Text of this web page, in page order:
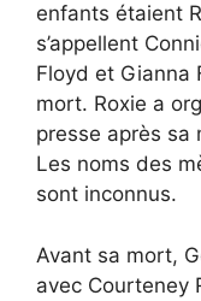
enfants étaient
s’appellent
Floyd et Gianna
mort. Roxie a
presse après sa
Les noms des
sont inconnus.
Avant sa mort,
avec Courteney